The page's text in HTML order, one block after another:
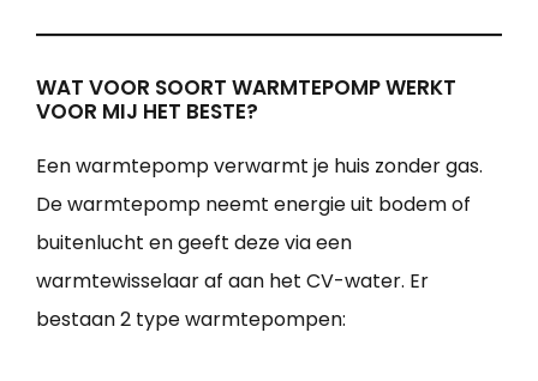
WAT VOOR SOORT WARMTEPOMP WERKT
VOOR MIJ HET BESTE?
Een warmtepomp verwarmt je huis zonder gas.
De warmtepomp neemt energie uit bodem of
buitenlucht en geeft deze via een
warmtewisselaar af aan het CV-water. Er
bestaan 2 type warmtepompen: